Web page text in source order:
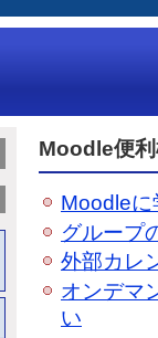
Moodle便
Moodleに
グループ
外部カレ
オンデマ
い